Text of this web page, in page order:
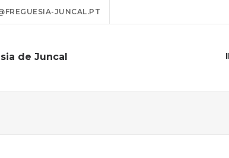
JUNCAL.PT
de Juncal